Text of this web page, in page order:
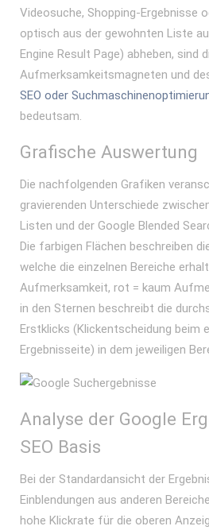
Videosuche, Shopping-Ergebnisse
optisch aus der gewohnten Liste
Engine Result Page) abheben, sind
Aufmerksamkeitsmagneten und
SEO oder
bedeutsam.
Grafische Auswertung
Die nachfolgenden Grafiken
gravierenden Unterschiede
Listen und der Google Blended
Die farbigen Flächen beschreiben
welche die einzelnen Bereiche
Aufmerksamkeit, rot = kaum
in den Sternen beschreibt die
Erstklicks (Klickentscheidung beim
Ergebnisseite) in dem jeweiligen
Analyse der Google
SEO Basis
Bei der Standardansicht der
Einblendungen aus anderen
hohe Klickrate für die oberen